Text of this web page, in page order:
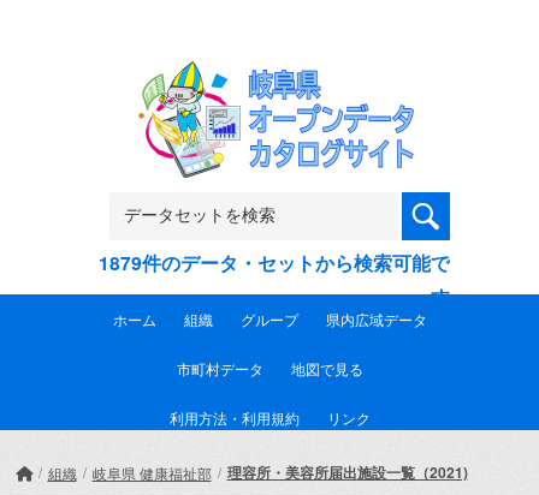
1879件のデータ・セットから検索可能で
す
ホーム 組織 グループ 県内広域データ
市町村データ 地図で見る
利用方法・利用規約 リンク
組織 岐阜県 健康福祉部 理容所・美容所届出施設一覧（2021)